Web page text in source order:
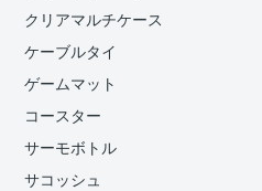
クリアマルチケース
ケーブルタイ
ゲームマット
コースター
サーモボトル
サコッシュ